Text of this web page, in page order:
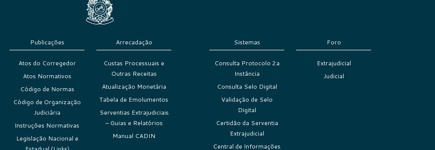
Publicações
Atos do Corregedor
Atos Normativos
Código de Normas
Código de Organização
Judiciária
Instruções Normativas
Legislação Nacional e
Arrecadação
Custas Processuais e
Outras Receitas
Atualização Monetária
Tabela de Emolumentos
Serventias Extrajudiciais
– Guias e Relatórios
Manual CADIN
Sistemas
Consulta Protocolo 2a
Instância
Consulta Selo Digital
Validação de Selo
Digital
Certidão da Serventia
Extrajudicial
Central de Informações
Foro
Extrajudicial
Judicial